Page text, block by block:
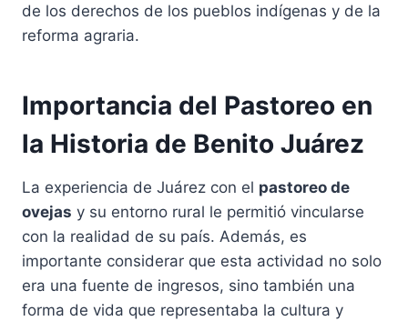
de los derechos de los pueblos indígenas y de la
reforma agraria.
Importancia del Pastoreo en
la Historia de Benito Juárez
La experiencia de Juárez con el pastoreo de
ovejas y su entorno rural le permitió vincularse
con la realidad de su país. Además, es
importante considerar que esta actividad no solo
era una fuente de ingresos, sino también una
forma de vida que representaba la cultura y